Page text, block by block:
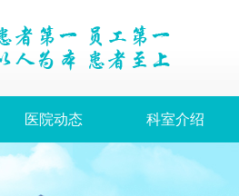
医院动态 科室介绍